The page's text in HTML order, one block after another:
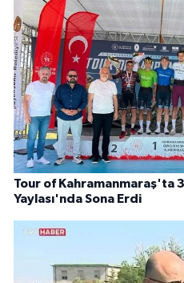
Tour of Kahramanmaraş'ta
Yaylası'nda Sona Erdi